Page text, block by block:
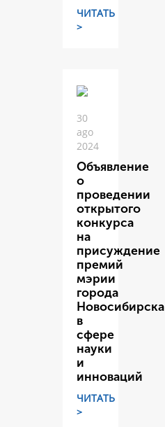
ЧИТАТЬ
>
30
ago
2024
Объявление
о
проведении
открытого
конкурса
на
присуждение
премий
мэрии
города
Новосибирска
в
сфере
науки
и
инноваций
ЧИТАТЬ
>